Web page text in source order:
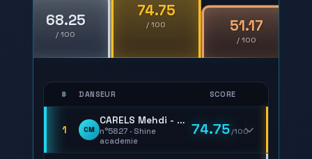
68.25
/ 100
74.75
/ 100 51.17
/ 100
# DANSEUR SCORE
1 CM
CARELS Mehdi - ELAMARI LENTILLON Martiane
n°5827 · Shine
academie
74.75/100